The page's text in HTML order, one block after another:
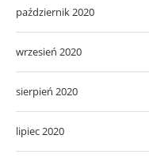
październik 2020
wrzesień 2020
sierpień 2020
lipiec 2020